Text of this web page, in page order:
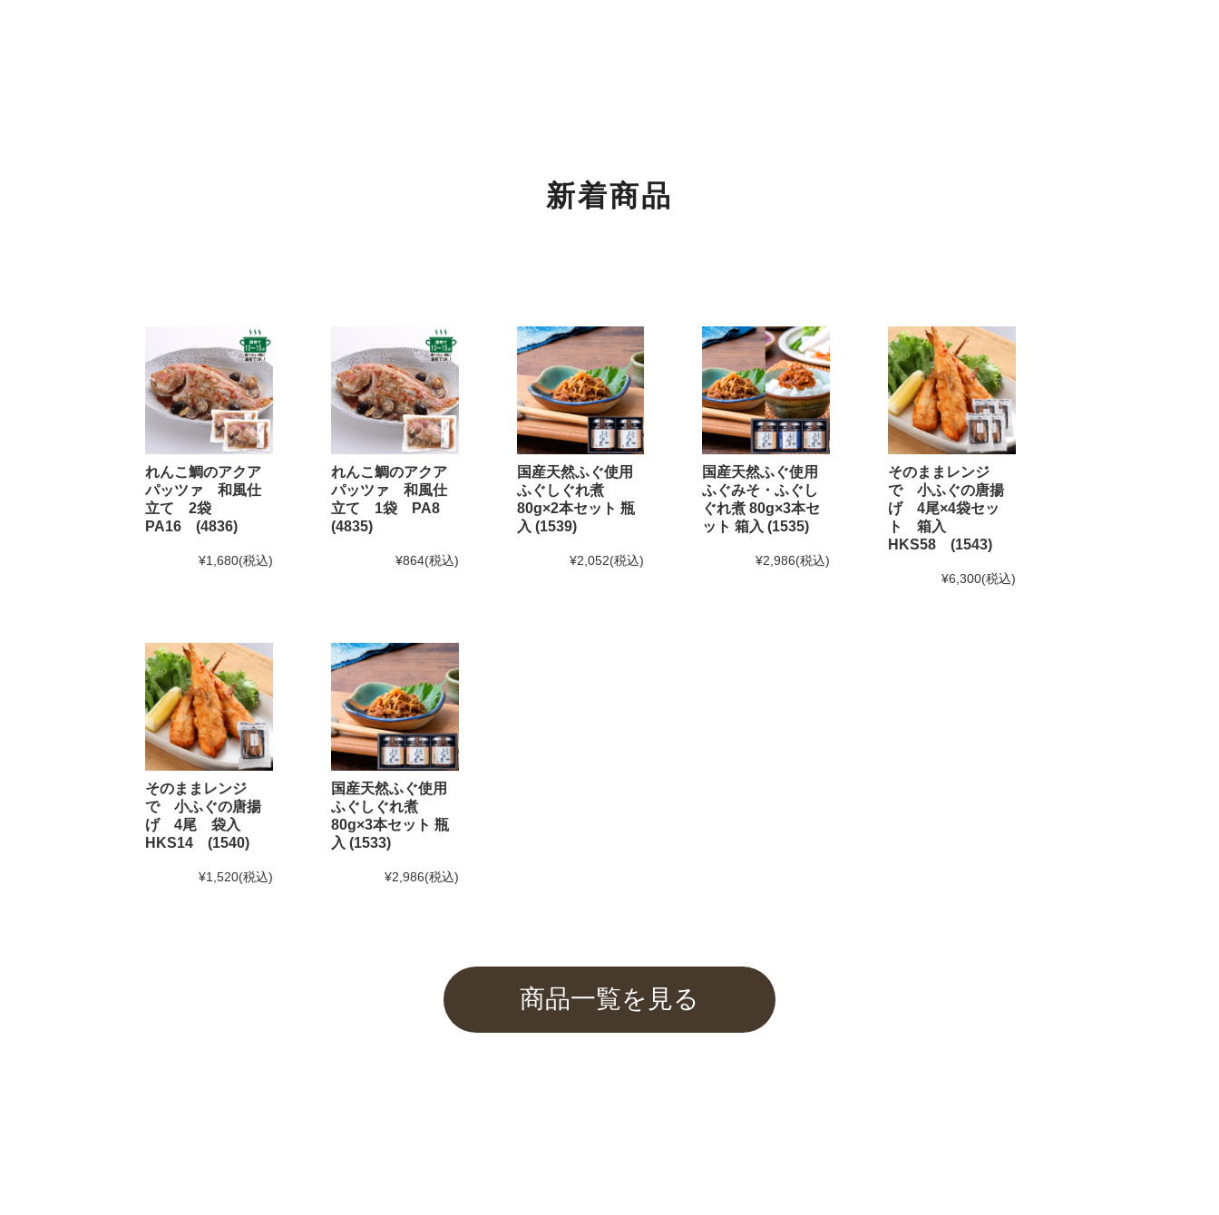
2025年2月25日 【本店カフェのお知らせ】
春の新作パンケーキ「SHINWA抹茶パンケーキ 大田いちご」「SHINWAパンケーキ いちごミルフィーユ」が3月より登場です！
こちら
2025年2月22日 BSS山陰放送「JOY!＋」にて和田珍味の「ふぐ味醂干」「ふぐ一夜干」が紹介されました
2024年12月5日実店舗の年末年始の営業時間について
年内発送受付は12月20日(金)11:59までとなります。12月20日(金)12:00以降のご注文は2025年1月10日(金)からのお届けとなります。予めご了承下さい。
2024年8月30日大感謝祭「秋のうまいもん」開催中！
2024年8月27日 【和田珍味本店・福乃和からのお知らせ[訂正]】
台風10号の影響により8月28日(水)を臨時休業とさせて頂く予定でしたが、
台風の影響が少ないため通常通り営業
することといたしました。
なお、台風の進路によっては29日(木)・30日(金)の営業時間を変更する場合がございます。
ご来店予定の方は随時お知らせをご確認頂けますと幸いです。
2024年7月30日 【お盆期間の発送に関するご案内】
あらかじめご了承ください。
使えるニュース ランチバッグ様にてふぐみそを紹介して頂きました
新着商品
れんこ鯛のアクア
パッツァ 和風仕
立て 2袋
PA16 (4836)
¥1,680(税込)
れんこ鯛のアクア
パッツァ 和風仕
立て 1袋 PA8
(4835)
¥864(税込)
国産天然ふぐ使用
ふぐしぐれ煮
80g×2本セット 瓶
入 (1539)
¥2,052(税込)
国産天然ふぐ使用
ふぐみそ・ふぐし
ぐれ煮 80g×3本セ
ット 箱入 (1535)
¥2,986(税込)
そのままレンジ
で 小ふぐの唐揚
げ 4尾×4袋セッ
ト 箱入
HKS58 (1543)
¥6,300(税込)
そのままレンジ
で 小ふぐの唐揚
げ 4尾 袋入
HKS14 (1540)
¥1,520(税込)
国産天然ふぐ使用
ふぐしぐれ煮
80g×3本セット 瓶
入 (1533)
¥2,986(税込)
商品一覧を見る